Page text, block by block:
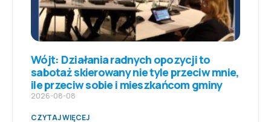
Wójt: Działania radnych opozycji to
sabotaż skierowany nie tyle przeciw mnie,
ile przeciw sobie i mieszkańcom gminy
2026-08-08
CZYTAJ WIĘCEJ